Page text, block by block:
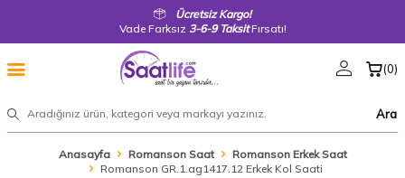
Ücretsiz Kargo!
Vade Farksız 3-6-9 TaksitFırsatı!
Ara
(0)
Anasayfa Romanson Saat
Romanson Erkek Saat
Romanson GR.1.ag1417.12 Erkek Kol Saati